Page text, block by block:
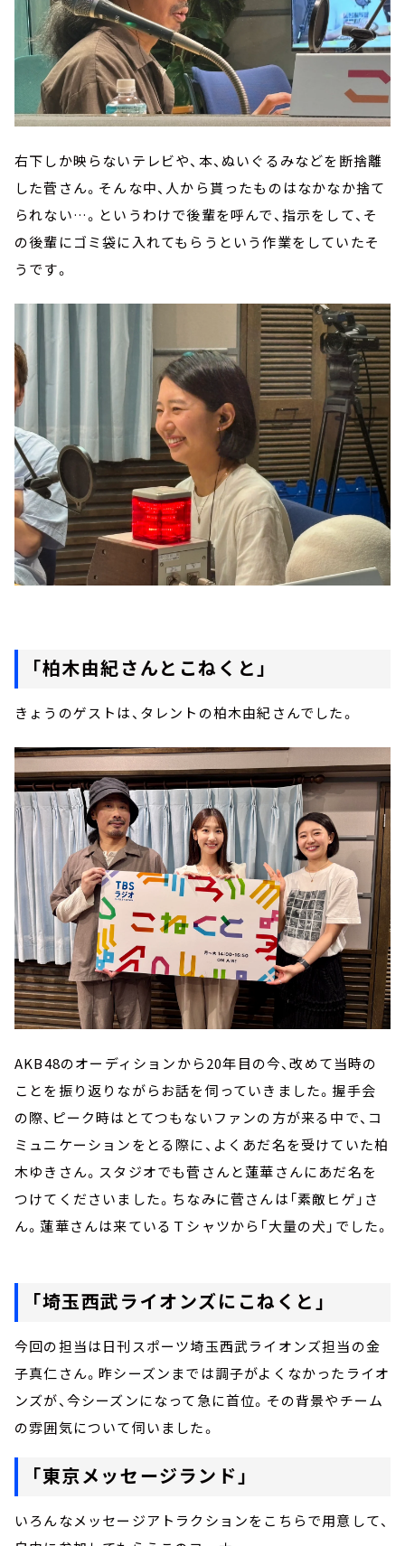
右下しか映らないテレビや、本、ぬいぐるみなどを断捨離
した菅さん。そんな中、人から貰ったものはなかなか捨て
られない…。というわけで後輩を呼んで、指示をして、そ
の後輩にゴミ袋に入れてもらうという作業をしていたそ
うです。
「柏木由紀さんとこねくと」
きょうのゲストは、タレントの柏木由紀さんでした。
AKB48のオーディションから20年目の今、改めて当時の
ことを振り返りながらお話を伺っていきました。握手会
の際、ピーク時はとてつもないファンの方が来る中で、コ
ミュニケーションをとる際に、よくあだ名を受けていた柏
木ゆきさん。スタジオでも菅さんと蓮華さんにあだ名を
つけてくださいました。ちなみに菅さんは「素敵ヒゲ」さ
ん。蓮華さんは来ているＴシャツから「大量の犬」でした。
「埼玉西武ライオンズにこねくと」
今回の担当は日刊スポーツ埼玉西武ライオンズ担当の金
子真仁さん。昨シーズンまでは調子がよくなかったライオ
ンズが、今シーズンになって急に首位。その背景やチーム
の雰囲気について伺いました。
「東京メッセージランド」
いろんなメッセージアトラクションをこちらで用意して、